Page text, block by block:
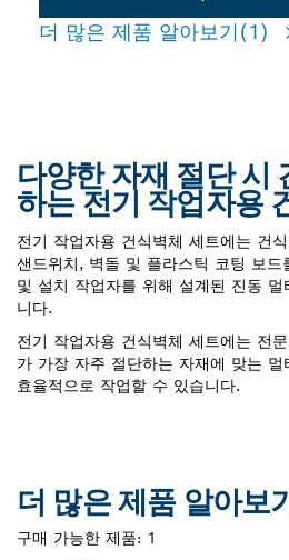
더 많은 제품 알아보기(1)
다양한 자재 절단 시
하는 전기 작업자용
전기 작업자용 건식벽체 세트에는 건
샌드위치, 벽돌 및 플라스틱 코팅 보
및 설치 작업자를 위해 설계된 진동
니다.
전기 작업자용 건식벽체 세트에는 전
가 가장 자주 절단하는 자재에 맞는
효율적으로 작업할 수 있습니다.
더 많은 제품 알아보
구매 가능한 제품: 1